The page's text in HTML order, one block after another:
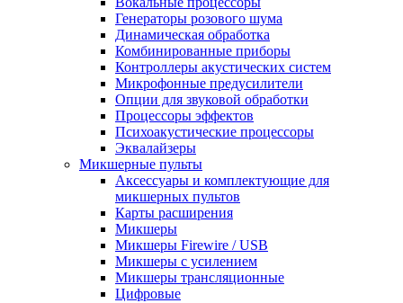
Генераторы розового шума
Динамическая обработка
Комбинированные приборы
Контроллеры акустических систем
Микрофонные предусилители
Опции для звуковой обработки
Процессоры эффектов
Психоакустические процессоры
Эквалайзеры
Микшерные пульты
Аксессуары и комплектующие для
микшерных пультов
Карты расширения
Микшеры
Микшеры Firewire / USB
Микшеры с усилением
Микшеры трансляционные
Цифровые